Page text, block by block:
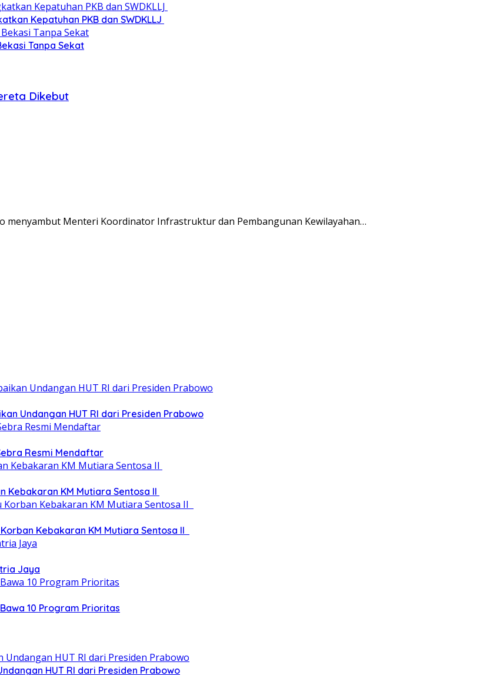
Kepatuhan PKB dan SWDKLLJ
Tanpa Sekat
Dikebut
menyambut Menteri Koordinator Infrastruktur dan Pembangunan Kewilayahan…
Undangan HUT RI dari Presiden Prabowo
Resmi Mendaftar
Kebakaran KM Mutiara Sentosa II
Kebakaran KM Mutiara Sentosa II
Jaya
10 Program Prioritas
HUT RI dari Presiden Prabowo